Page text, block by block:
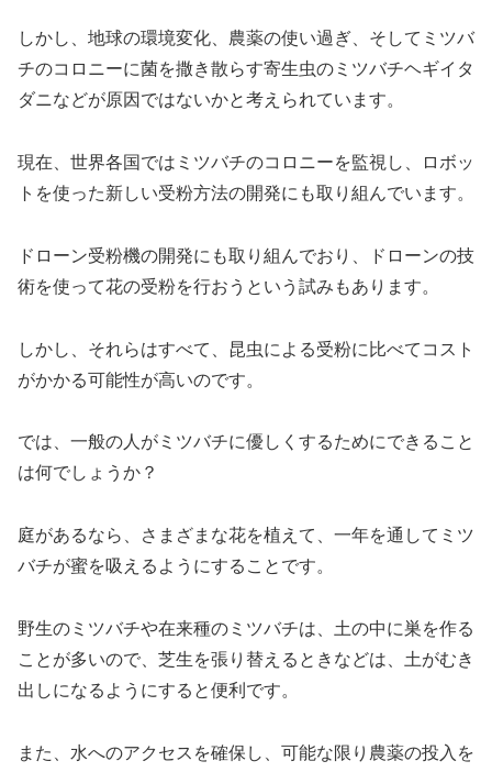
しかし、地球の環境変化、農薬の使い過ぎ、そしてミツバ
チのコロニーに菌を撒き散らす寄生虫のミツバチヘギイタ
ダニなどが原因ではないかと考えられています。
現在、世界各国ではミツバチのコロニーを監視し、ロボッ
トを使った新しい受粉方法の開発にも取り組んでいます。
ドローン受粉機の開発にも取り組んでおり、ドローンの技
術を使って花の受粉を行おうという試みもあります。
しかし、それらはすべて、昆虫による受粉に比べてコスト
がかかる可能性が高いのです。
では、一般の人がミツバチに優しくするためにできること
は何でしょうか？
庭があるなら、さまざまな花を植えて、一年を通してミツ
バチが蜜を吸えるようにすることです。
野生のミツバチや在来種のミツバチは、土の中に巣を作る
ことが多いので、芝生を張り替えるときなどは、土がむき
出しになるようにすると便利です。
また、水へのアクセスを確保し、可能な限り農薬の投入を